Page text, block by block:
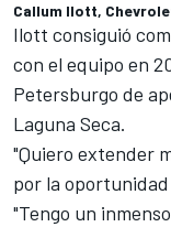
Callum Ilott,
Ilott consiguió
con el equipo en
Petersburgo de
Laguna Seca.
"Quiero extender
por la
"Tengo un